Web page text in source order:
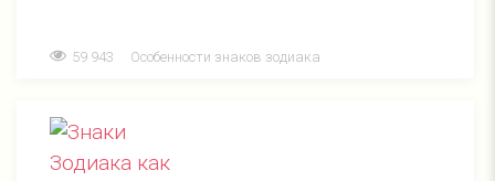
59 943 Особенности знаков зодиака